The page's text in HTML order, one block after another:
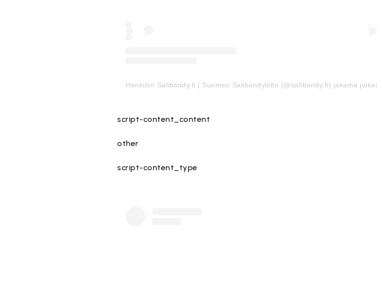
Henkilön Salibandy.fi | Suomen Salibandyliitto (@salibandy.fi) jakama julkaisu
script-content_content
other
script-content_type